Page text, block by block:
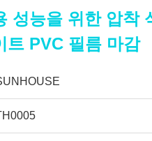
성능을 위한 압착
트 PVC 필름 마감